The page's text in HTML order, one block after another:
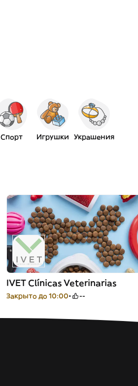
Спорт Игрушки Украшения
IVET Clínicas Veterinarias
Закрыто до 10:00 --